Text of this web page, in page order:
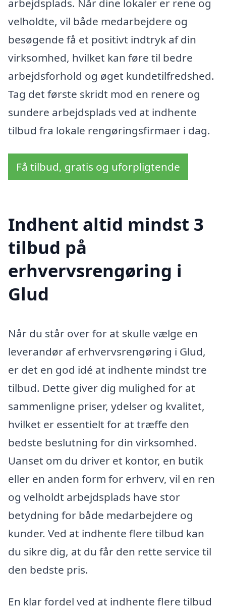
arbejdsplads. Når dine lokaler er rene og
velholdte, vil både medarbejdere og
besøgende få et positivt indtryk af din
virksomhed, hvilket kan føre til bedre
arbejdsforhold og øget kundetilfredshed.
Tag det første skridt mod en renere og
sundere arbejdsplads ved at indhente
tilbud fra lokale rengøringsfirmaer i dag.
Få tilbud, gratis og uforpligtende
Indhent altid mindst 3
tilbud på
erhvervsrengøring i
Glud
Når du står over for at skulle vælge en
leverandør af erhvervsrengøring i Glud,
er det en god idé at indhente mindst tre
tilbud. Dette giver dig mulighed for at
sammenligne priser, ydelser og kvalitet,
hvilket er essentielt for at træffe den
bedste beslutning for din virksomhed.
Uanset om du driver et kontor, en butik
eller en anden form for erhverv, vil en ren
og velholdt arbejdsplads have stor
betydning for både medarbejdere og
kunder. Ved at indhente flere tilbud kan
du sikre dig, at du får den rette service til
den bedste pris.
En klar fordel ved at indhente flere tilbud